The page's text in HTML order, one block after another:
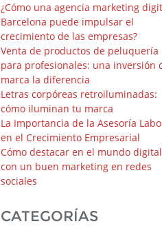
¿Cómo una agencia marketing
Barcelona puede impulsar el
crecimiento de las empresas?
Venta de productos de peluquería
para profesionales: una inversión
marca la diferencia
Letras corpóreas retroiluminadas:
cómo iluminan tu marca
La Importancia de la Asesoría
en el Crecimiento Empresarial
Cómo destacar en el mundo digital
con un buen marketing en redes
sociales
CATEGORÍAS